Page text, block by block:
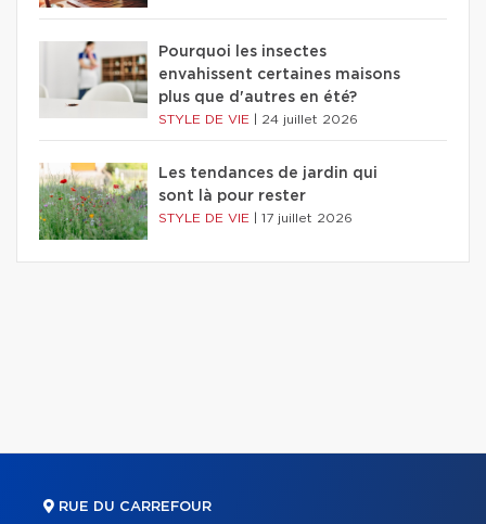
Pourquoi les insectes
envahissent certaines maisons
plus que d'autres en été?
STYLE DE VIE 24 juillet 2026
Les tendances de jardin qui
sont là pour rester
STYLE DE VIE 17 juillet 2026
RUE DU CARREFOUR